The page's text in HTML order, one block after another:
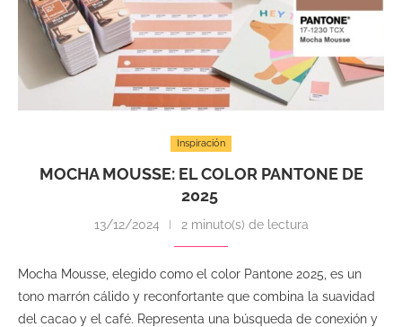
Inspiración
MOCHA MOUSSE: EL COLOR PANTONE DE
2025
13/12/2024 2 minuto(s) de lectura
Mocha Mousse, elegido como el color Pantone 2025, es un
tono marrón cálido y reconfortante que combina la suavidad
del cacao y el café. Representa una búsqueda de conexión y